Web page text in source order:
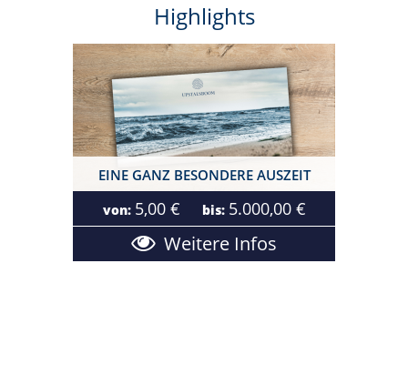
Highlights
EINE GANZ BESONDERE AUSZEIT
von: 5,00 € bis: 5.000,00 €
Weitere Infos